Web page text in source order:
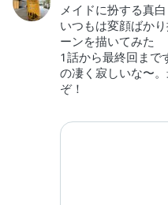
メイドに扮する真
いつもは変顔ばか
ーンを描いてみた
1話から最終回まで
の凄く寂しいな〜
ぞ！